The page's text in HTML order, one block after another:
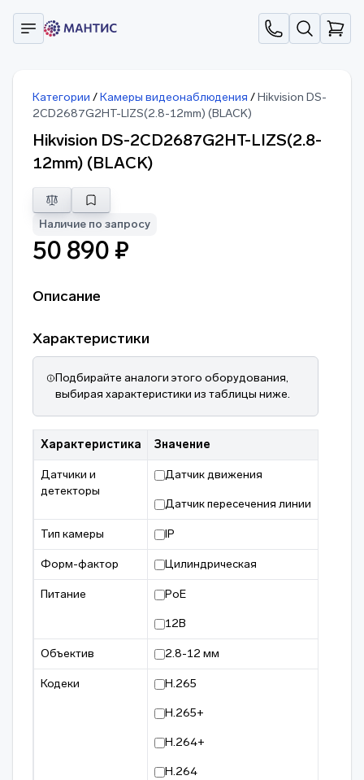
Категории /Камеры видеонаблюдения /Hikvision DS-
2CD2687G2HT-LIZS(2.8-12mm) (BLACK)
Hikvision DS-2CD2687G2HT-LIZS(2.8-
12mm) (BLACK)
Наличие по запросу
50 890 ₽
Описание
Характеристики
Подбирайте аналоги этого оборудования,
выбирая характеристики из таблицы ниже.
Характеристика Значение
Датчики и
детекторы
Датчик движения
Датчик пересечения линии
Тип камеры IP
Форм-фактор Цилиндрическая
Питание PoE
12В
Объектив 2.8-12 мм
Кодеки H.265
H.265+
H.264+
H.264